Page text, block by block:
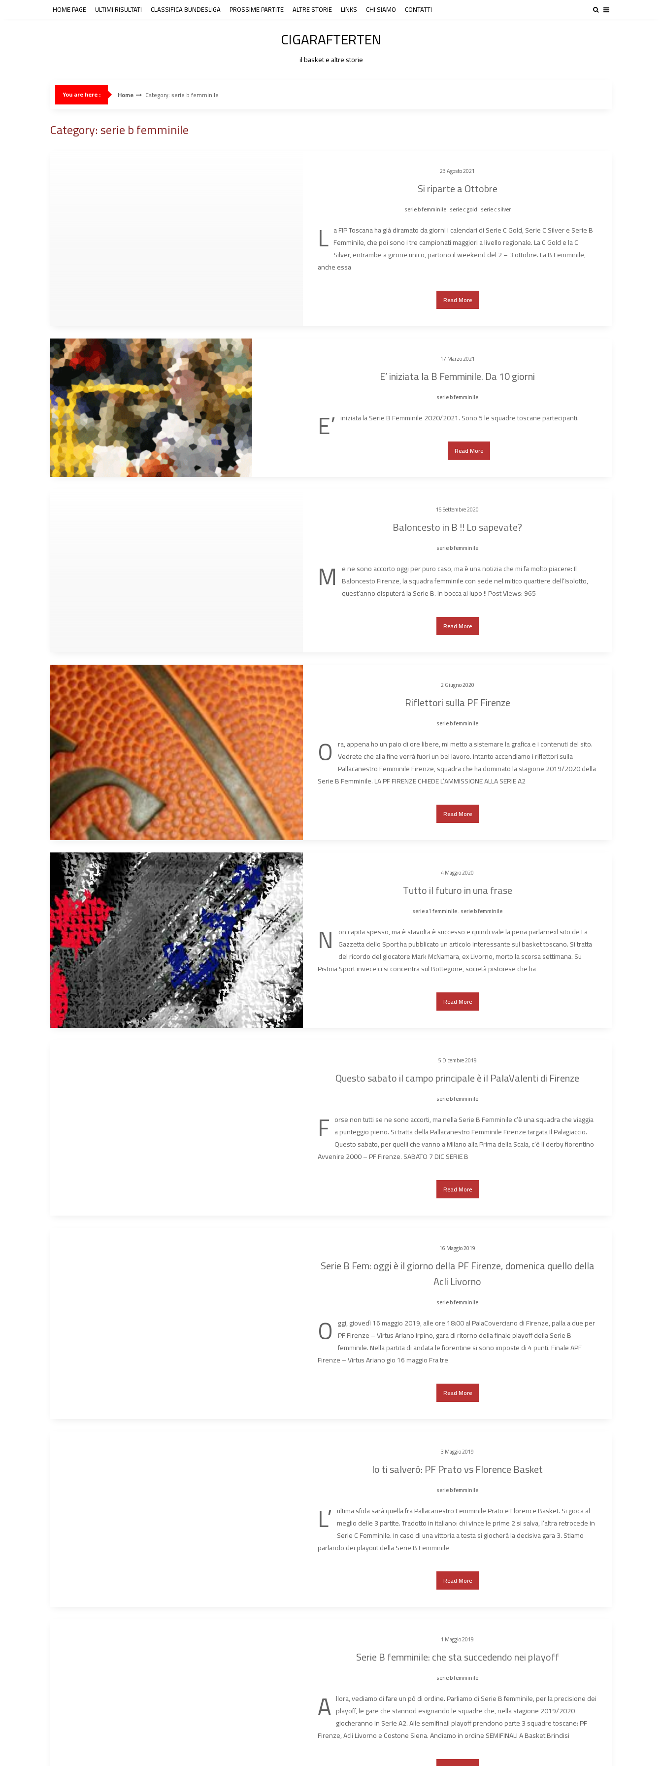
HOME PAGE ULTIMI RISULTATI CLASSIFICA BUNDESLIGA PROSSIME PARTITE ALTRE STORIE LINKS CHI SIAMO CONTATTI
CIGARAFTERTEN
il basket e altre storie
You are here : Home Category: serie b femminile
Category: serie b femminile
23 Agosto 2021
Si riparte a Ottobre
serie b femminile. serie c gold . serie c silver
L a FIP Toscana ha già diramato da giorni i calendari di Serie C Gold, Serie C Silver e Serie B
Femminile, che poi sono i tre campionati maggiori a livello regionale. La C Gold e la C
Silver, entrambe a girone unico, partono il weekend del 2 – 3 ottobre. La B Femminile,
anche essa
Read More
17 Marzo 2021
E’ iniziata la B Femminile. Da 10 giorni
serie b femminile
E’ iniziata la Serie B Femminile 2020/2021. Sono 5 le squadre toscane partecipanti.
Read More
15 Settembre 2020
Baloncesto in B !! Lo sapevate?
serie b femminile
M e ne sono accorto oggi per puro caso, ma è una notizia che mi fa molto piacere: Il
Baloncesto Firenze, la squadra femminile con sede nel mitico quartiere dell’Isolotto,
quest’anno disputerà la Serie B. In bocca al lupo !! Post Views: 965
Read More
2 Giugno 2020
Riflettori sulla PF Firenze
serie b femminile
O ra, appena ho un paio di ore libere, mi metto a sistemare la grafica e i contenuti del sito.
Vedrete che alla fine verrà fuori un bel lavoro. Intanto accendiamo i riflettori sulla
Pallacanestro Femminile Firenze, squadra che ha dominato la stagione 2019/2020 della
Serie B Femminile. LA PF FIRENZE CHIEDE L’AMMISSIONE ALLA SERIE A2
Read More
4 Maggio 2020
Tutto il futuro in una frase
serie a1 femminile. serie b femminile
N on capita spesso, ma è stavolta è successo e quindi vale la pena parlarne:il sito de La
Gazzetta dello Sport ha pubblicato un articolo interessante sul basket toscano. Si tratta
del ricordo del giocatore Mark McNamara, ex Livorno, morto la scorsa settimana. Su
Pistoia Sport invece ci si concentra sul Bottegone, società pistoiese che ha
Read More
5 Dicembre 2019
Questo sabato il campo principale è il PalaValenti di Firenze
serie b femminile
F orse non tutti se ne sono accorti, ma nella Serie B Femminile c’è una squadra che viaggia
a punteggio pieno. Si tratta della Pallacanestro Femminile Firenze targata Il Palagiaccio.
Questo sabato, per quelli che vanno a Milano alla Prima della Scala, c’è il derby fiorentino
Avvenire 2000 – PF Firenze. SABATO 7 DIC SERIE B
Read More
16 Maggio 2019
Serie B Fem: oggi è il giorno della PF Firenze, domenica quello della
Acli Livorno
serie b femminile
O ggi, giovedì 16 maggio 2019, alle ore 18:00 al PalaCoverciano di Firenze, palla a due per
PF Firenze – Virtus Ariano Irpino, gara di ritorno della finale playoff della Serie B
femminile. Nella partita di andata le fiorentine si sono imposte di 4 punti. Finale APF
Firenze – Virtus Ariano gio 16 maggio Fra tre
Read More
3 Maggio 2019
Io ti salverò: PF Prato vs Florence Basket
serie b femminile
L’ ultima sfida sarà quella fra Pallacanestro Femminile Prato e Florence Basket. Si gioca al
meglio delle 3 partite. Tradotto in italiano: chi vince le prime 2 si salva, l’altra retrocede in
Serie C Femminile. In caso di una vittoria a testa si giocherà la decisiva gara 3. Stiamo
parlando dei playout della Serie B Femminile
Read More
1 Maggio 2019
Serie B femminile: che sta succedendo nei playoff
serie b femminile
A llora, vediamo di fare un pò di ordine. Parliamo di Serie B femminile, per la precisione dei
playoff, le gare che stannod esignando le squadre che, nella stagione 2019/2020
giocheranno in Serie A2. Alle semifinali playoff prendono parte 3 squadre toscane: PF
Firenze, Acli Livorno e Costone Siena. Andiamo in ordine SEMIFINALI A Basket Brindisi